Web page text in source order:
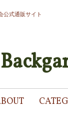
公式通販サイト